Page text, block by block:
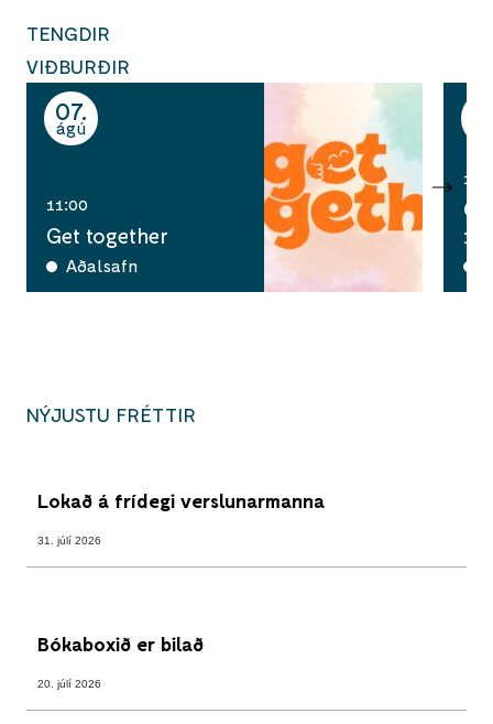
TENGDIR
VIÐBURÐIR
07
ágú
11:00
Get together
Aðalsafn
NÝJUSTU FRÉTTIR
Lokað á frídegi verslunarmanna
31. júlí 2026
Bókaboxið er bilað
20. júlí 2026